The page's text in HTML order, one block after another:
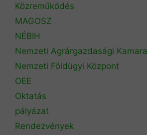
Közreműködés
MAGOSZ
NÉBIH
Nemzeti Agrárgazdasági Kamara
Nemzeti Földügyi Központ
OEE
Oktatás
pályázat
Rendezvények